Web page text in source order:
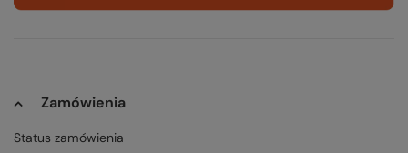
Zamówienia
Status zamówienia